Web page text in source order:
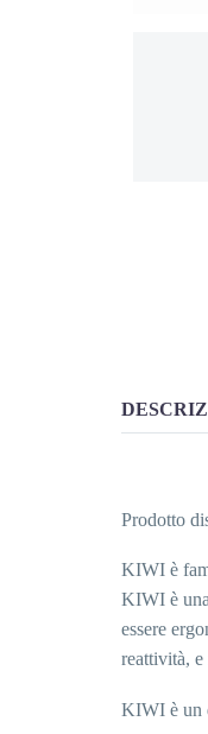
Prodotto
KIWI è
KIWI è
essere
reattività, e
KIWI è un